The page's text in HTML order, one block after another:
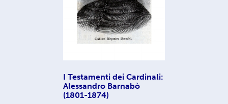
I Testamenti dei Cardinali:
Alessandro Barnabò
(1801-1874)